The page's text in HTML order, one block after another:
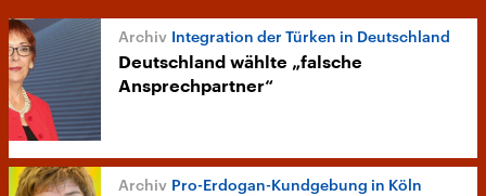
Integration der Türken in Deutschland
Deutschland wählte „falsche
Ansprechpartner“
Pro-Erdogan-Kundgebung in Köln